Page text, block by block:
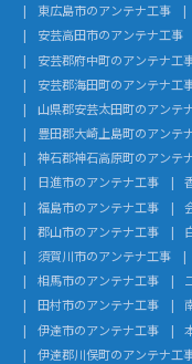
東広島市のアンテナ工事
安芸高田市のアンテナ工事
安芸郡府中町のアンテナ工
安芸郡海田町のアンテナ工
山県郡安芸太田町のアンテ
豊田郡大崎上島町のアンテ
神石郡神石高原町のアンテ
日進市のアンテナ工事
福島市のアンテナ工事
郡山市のアンテナ工事
須賀川市のアンテナ工事
相馬市のアンテナ工事
田村市のアンテナ工事
伊達市のアンテナ工事
伊達郡川俣町のアンテナ工